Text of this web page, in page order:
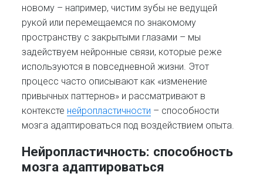
новому – например, чистим зубы не ведущей
рукой или перемещаемся по знакомому
пространству с закрытыми глазами – мы
задействуем нейронные связи, которые реже
используются в повседневной жизни. Этот
процесс часто описывают как «изменение
привычных паттернов» и рассматривают в
контексте нейропластичности – способности
мозга адаптироваться под воздействием опыта.
Нейропластичность: способность
мозга адаптироваться